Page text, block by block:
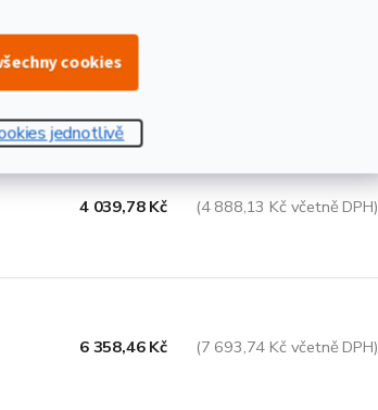
jednotlivě
cookies
3 083,62 Kč
4 039,78 Kč (4 888,13 Kč včetně DPH)
6 358,46 Kč (7 693,74 Kč včetně DPH)